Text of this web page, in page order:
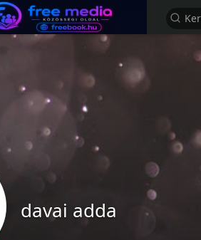
davai adda